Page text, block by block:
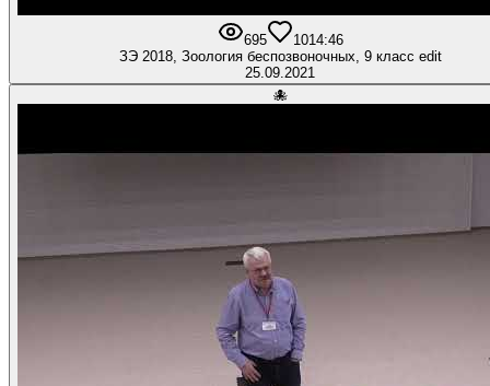
695 1014:46
ЗЭ 2018, Зоология беспозвоночных, 9 класс edit
25.09.2021
🐙